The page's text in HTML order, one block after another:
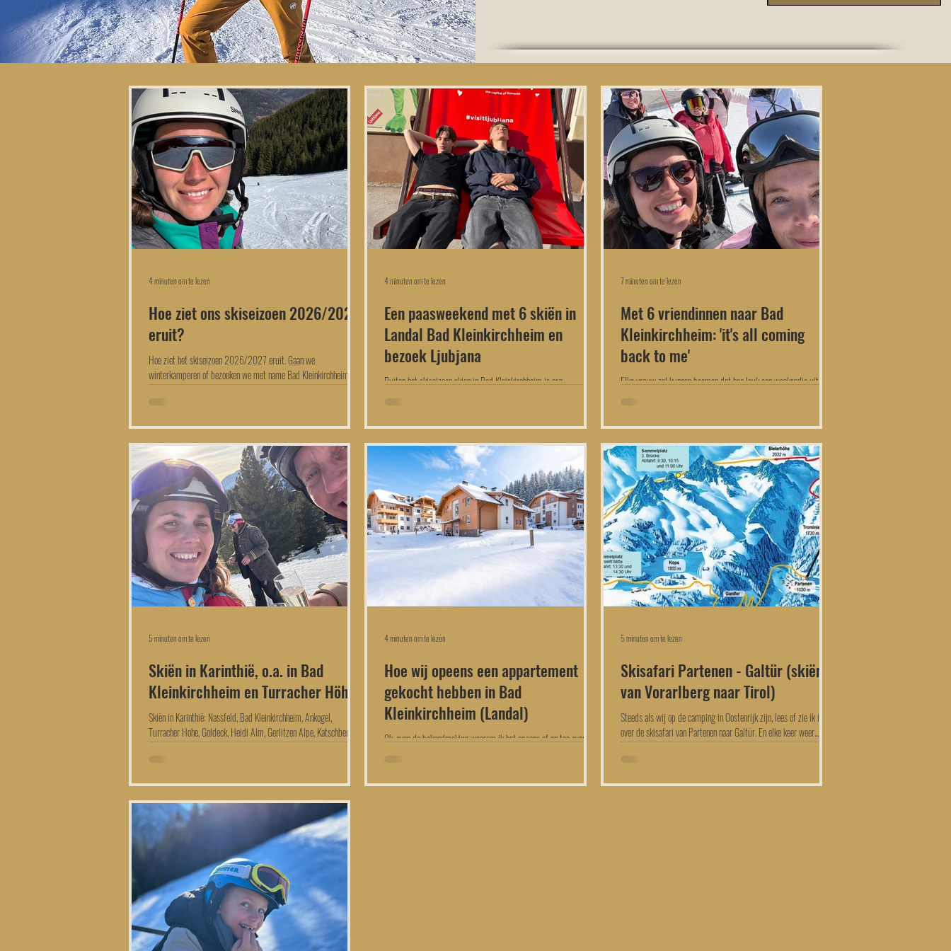
Hoe ziet ons skiseizoen 2026/2027
eruit?
Hoe ziet het skiseizoen 2026/2027 eruit. Gaan we
winterkamperen of bezoeken we met name Bad Kleinkirchheim?
4 minuten om te lezen
Een paasweekend met 6 skiën in
Landal Bad Kleinkirchheim en
bezoek Ljubjana
Buiten het skiseizoen skien in Bad Kleinkirchheim is erg
4 minuten om te lezen
Met 6 vriendinnen naar Bad
Kleinkirchheim: 'it's all coming
back to me'
Elke vrouw zal kunnen beamen dat hoe leuk een weekendje uit met
interesses, ijdelheid, leiders/volgers. Alleen hierover zou ik al een
blog kunnen schrijven. Maar hé, jullie lezen mijn blogs vanwege het
skiën, dus dat betoog bespaar ik jullie. Ons weekend weg betekent
dat we op pad gingen met 6 vriendinnen, in 1 bus naar ons huisje
op het Landal par
7 minuten om te lezen
Skiën in Karinthië, o.a. in Bad
Kleinkirchheim en Turracher Höhe
Skiën in Karinthië: Nassfeld, Bad Kleinkirchheim, Ankogel,
Turracher Hohe, Goldeck, Heidi Alm, Gerlitzen Alpe, Katschberg,
Grossglockner Heiligenblut
5 minuten om te lezen
Hoe wij opeens een appartement
gekocht hebben in Bad
Kleinkirchheim (Landal)
Ok, even de bekendmaking waarom ik het opeens af en toe over Bad
4 minuten om te lezen
Skisafari Partenen - Galtür (skiënd
van Vorarlberg naar Tirol)
Steeds als wij op de camping in Oostenrijk zijn, lees of zie ik iets
over de skisafari van Partenen naar Galtür. En elke keer weer...
5 minuten om te lezen